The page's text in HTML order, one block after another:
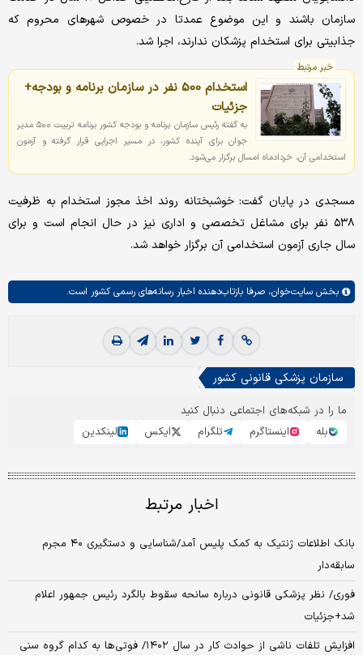
سازمان باشند و این موضوع عمدتا در خصوص شهرهای محروم که
جذابیتی برای استخدام پزشکان ندارند، اجرا شد.
خبر مرتبط
استخدام 500 نفر در سازمان برنامه و بودجه+
جزئیات
به گفته رئیس سازمان برنامه و بودجه کشور برنامه تربیت ۵۰۰ مدیر
جوان برای آینده کشور، در مسیر اجرایی قرار گرفته و آزمون
استخدامی آن، خردادماه امسال برگزار می‌شود.
مسجدی در پایان گفت: خوشبختانه روند اخذ مجوز استخدام به ظرفیت
۵۳۸ نفر برای مشاغل تخصصی و اداری نیز در حال انجام است و برای
سال جاری آزمون استخدامی آن برگزار خواهد شد.
بخش سایت‌خوان، صرفا بازتاب‌دهنده اخبار رسانه‌های رسمی کشور است.
سازمان پزشکی قانونی کشور
ما را در شبکه‌های اجتماعی دنبال کنید
بله
اینستاگرم تلگرام ایکس لینکدین
اخبار مرتبط
بانک اطلاعات ژنتیک به کمک پلیس آمد/شناسایی و دستگیری ۴۰ مجرم
سابقه‌دار
فوری/ نظر پزشکی قانونی درباره سانحه سقوط بالگرد رئیس جمهور اعلام
شد+‌جزئیات
افزایش تلفات ناشی از حوادث کار در سال ۱۴۰۲/ فوتی‌ها به کدام گروه سنی